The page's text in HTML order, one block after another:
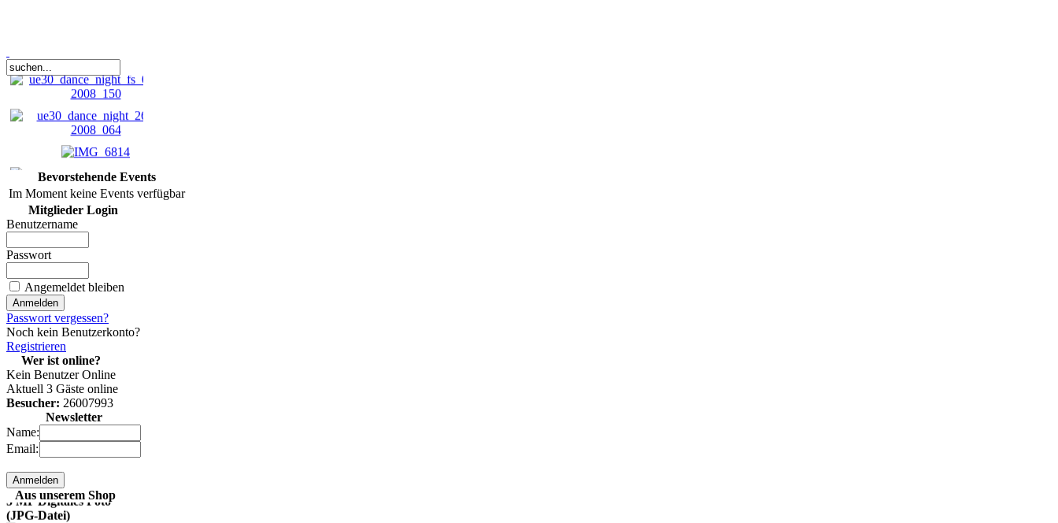
Bevorstehende Events
Im Moment keine Events verfügbar
Mitglieder Login
Benutzername
Passwort
Angemeldet bleiben
Passwort vergessen?
Noch kein Benutzerkonto?
Registrieren
Wer ist online?
Kein Benutzer Online
Aktuell 3 Gäste online
Besucher: 26007993
Newsletter
Name:
Email:
Aus unserem Shop
2 MP Digitales Foto
3,50 €
bestellen
10 MP Digitales Foto
(JPG-Datei)
9,50 €
bestellen
5 MP Digitales Foto
(JPG-Datei)